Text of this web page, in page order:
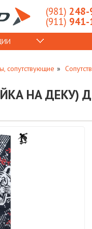
(981)
(911)
сопутствующие
НА ДЕКУ)